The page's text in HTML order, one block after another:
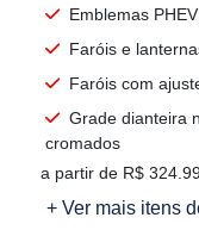
Emblemas
Faróis e
Faróis com
Grade dianteira
cromados
a partir de R$
+ Ver mais itens